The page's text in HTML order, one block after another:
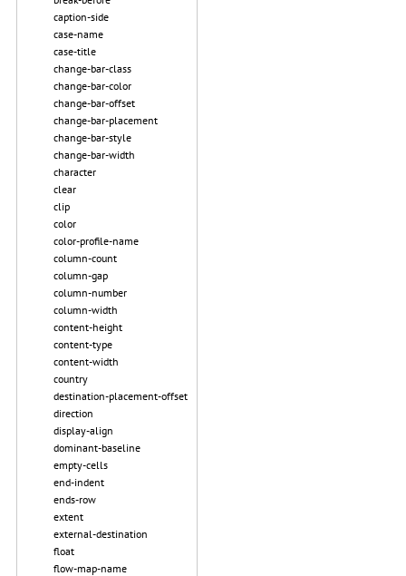
caption-side
case-name
case-title
change-bar-class
change-bar-color
change-bar-offset
change-bar-placement
change-bar-style
change-bar-width
character
clear
clip
color
color-profile-name
column-count
column-gap
column-number
column-width
content-height
content-type
content-width
country
destination-placement-offset
direction
display-align
dominant-baseline
empty-cells
end-indent
ends-row
extent
external-destination
float
flow-map-name